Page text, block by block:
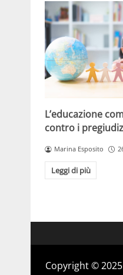
L’educazione
contro i
Marina Esposito
Leggi di più
Copyright ©